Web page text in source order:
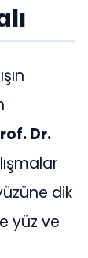
Dr.
dik
yüz ve